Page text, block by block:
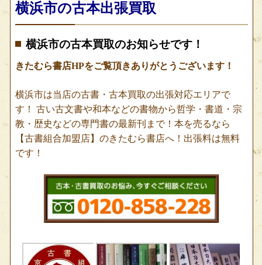
横浜市の古本出張買取
横浜市の古本買取のお知らせです！
きたむら書店HPをご覧頂きありがとうございます！
横浜市は当店の古書・古本買取の出張対応エリアで
す！ 古い古文書や和本などの書物から哲学・書道・宗
教・歴史などの専門書の最新刊まで！本を売るなら
【古書組合加盟店】のきたむら書店へ！出張料は無料
です！